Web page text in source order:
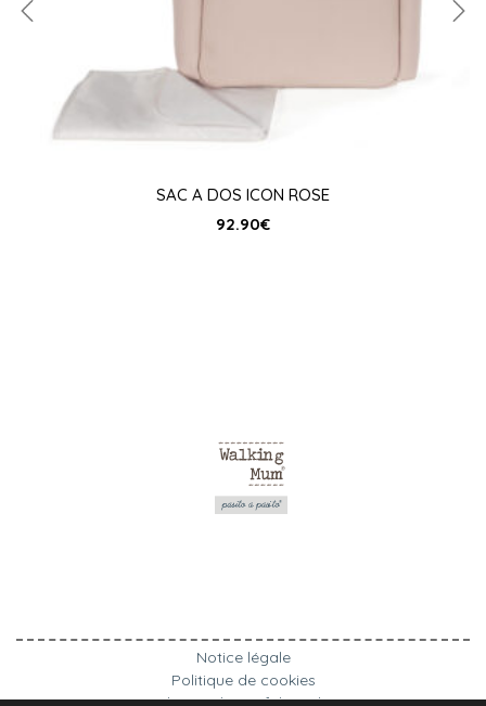
SAC A DOS ICON ROSE
92.90€
Notice légale
Politique de cookies